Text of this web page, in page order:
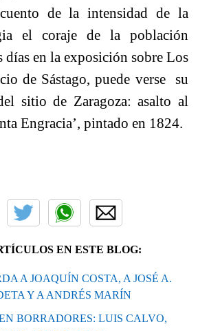
de la intensidad de la
el coraje de la población
días en la exposición sobre Los
de Sástago, puede verse
su
sitio de Zaragoza: asalto al
Engracia’, pintado en 1824.
EN ESTE BLOG:
A JOAQUÍN COSTA, A JOSÉ A.
Y A ANDRÉS MARÍN
BORRADORES: LUIS CALVO,